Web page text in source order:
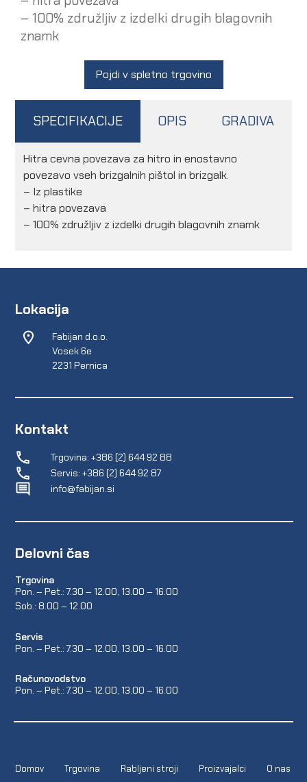
– 100% združljiv z izdelki drugih blagovnih
znamk
Pojdi v spletno trgovino
SPECIFIKACIJE OPIS GRADIVA
Hitra cevna povezava za hitro in enostavno
povezavo vseh brizgalnih pištol in brizgalk.
– Iz plastike
– hitra povezava
– 100% združljiv z izdelki drugih blagovnih znamk
Lokacija
Fabijan d.o.o.
Vosek 6e
2231 Pernica
Kontakt
Trgovina: +386 (2) 644 92 88
Servis: +386 (2) 644 92 87
info@fabijan.si
Delovni čas
Trgovina
Pon. – Pet.: 7.30 – 12.00, 13.00 – 16.00
Sob.: 8.00 – 12.00
Servis
Pon. – Pet.: 7.30 – 12.00, 13.00 – 16.00
Računovodstvo
Pon. – Pet.: 7.30 – 12.00, 13.00 – 16.00
Domov Trgovina Rabljeni stroji Proizvajalci O nas